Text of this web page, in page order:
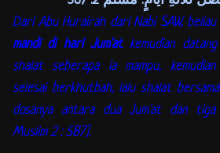
Dari Abu Hurairah dari Nabi SAW, beliau
mandi di hari Jum'atkemudian
shalat seberapa ia mampu,
selesai berkhutbah, lalu shalat bersama
dosanya antara dua Jum'at dan tiga
Muslim 2 : 587].